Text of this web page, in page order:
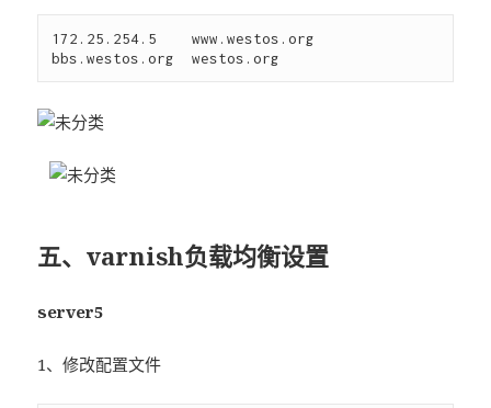
172.25.254.5    www.westos.org
五、varnish负载均衡设置
server5
1、修改配置文件